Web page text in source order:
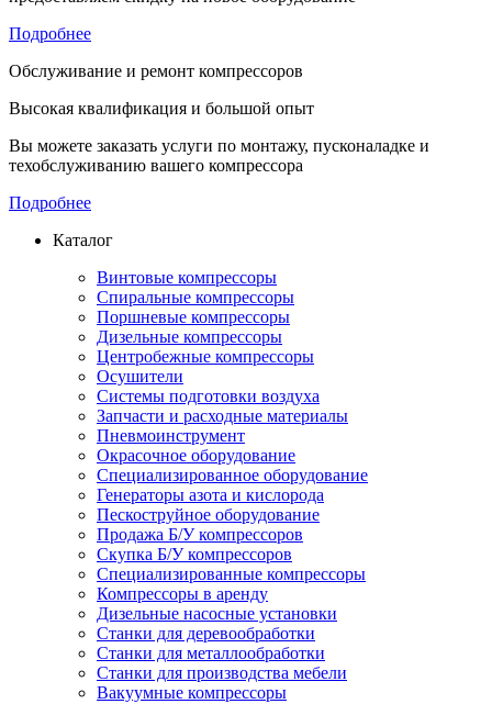
Подробнее
Обслуживание и ремонт компрессоров
Высокая квалификация и большой опыт
Вы можете заказать услуги по монтажу, пусконаладке и
техобслуживанию вашего компрессора
Подробнее
Каталог
Винтовые компрессоры
Спиральные компрессоры
Поршневые компрессоры
Дизельные компрессоры
Центробежные компрессоры
Осушители
Системы подготовки воздуха
Запчасти и расходные материалы
Пневмоинструмент
Окрасочное оборудование
Специализированное оборудование
Генераторы азота и кислорода
Пескоструйное оборудование
Продажа Б/У компрессоров
Скупка Б/У компрессоров
Специализированные компрессоры
Компрессоры в аренду
Дизельные насосные установки
Станки для деревообработки
Станки для металлообработки
Станки для производства мебели
Вакуумные компрессоры